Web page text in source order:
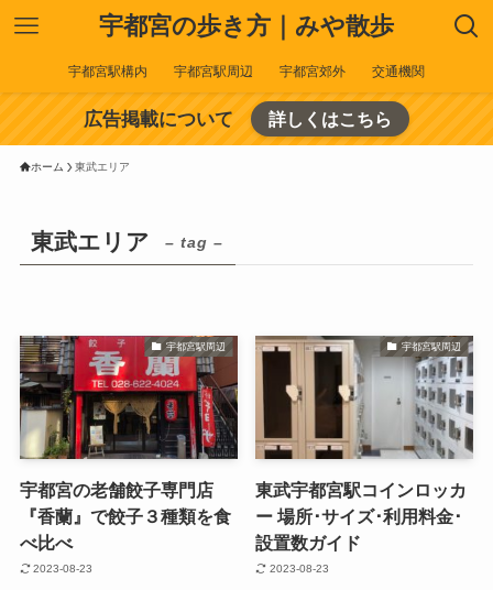
宇都宮の歩き方｜みや散歩
宇都宮駅構内 宇都宮駅周辺 宇都宮郊外 交通機関
広告掲載について 詳しくはこちら
ホーム 東武エリア
東武エリア – tag –
宇都宮駅周辺
宇都宮の老舗餃子専門店
『香蘭』で餃子３種類を食
べ比べ
2023-08-23
宇都宮駅周辺
東武宇都宮駅コインロッカ
ー 場所･サイズ･利用料金･
設置数ガイド
2023-08-23